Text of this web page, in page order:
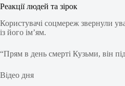
Реакції людей та зірок
Користувачі соцмереж звернули
із його ім’ям.
“Прям в день смерті Кузьми, він
Відео дня